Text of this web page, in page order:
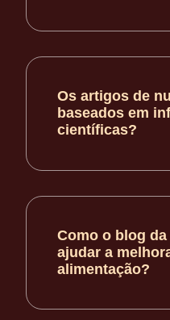
Os artigos de
baseados em
científicas?
Como o blog
ajudar a
alimentação?